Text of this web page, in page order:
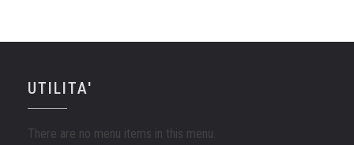
UTILITA'
There are no menu items in this menu.